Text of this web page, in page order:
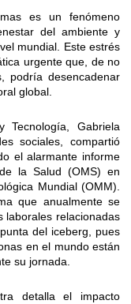
es un fenómeno
del ambiente y
mundial. Este estrés
urgente que, de no
podría desencadenar
global.
Gabriela
sociales, compartió
el alarmante informe
la Salud (OMS) en
Mundial (OMM).
que anualmente se
laborales relacionadas
del iceberg, pues
en el mundo están
su jornada.
detalla el impacto